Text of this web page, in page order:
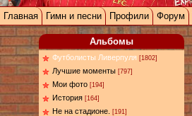
Главная Гимн и песни Профили Форум
Альбомы
Футболисты Ливерпуля [1802]
Лучшие моменты [797]
Мои фото [194]
История [164]
Не на стадионе. [191]